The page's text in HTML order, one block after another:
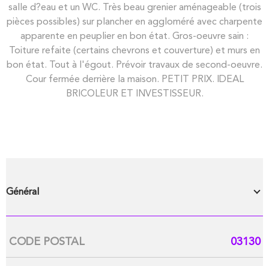
salle d?eau et un WC. Très beau grenier aménageable (trois
pièces possibles) sur plancher en aggloméré avec charpente
apparente en peuplier en bon état. Gros-oeuvre sain :
Toiture refaite (certains chevrons et couverture) et murs en
bon état. Tout à l'égout. Prévoir travaux de second-oeuvre.
Cour fermée derrière la maison. PETIT PRIX. IDEAL
BRICOLEUR ET INVESTISSEUR.
Général
Caractérisque Valeurs
CODE POSTAL 03130